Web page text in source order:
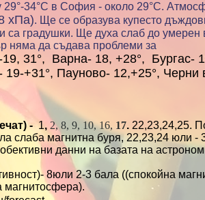
34°С в София - около 29°С.
хПа). Ще се образува купесто
са градушки. Ще духа слаб до умерен
няма да съдава проблеми за
31°, Варна- 18, +28°, Бургас-
+31°, Пауново- 12,+25°, Черни
- 1, 2, 8, 9, 10, 16, 17. 22,23,24,25.
слаба магнитна буря, 22,23,24 юли -
данни на базата на
8юли 2-3 бала ((спокойна
магнитосфера).